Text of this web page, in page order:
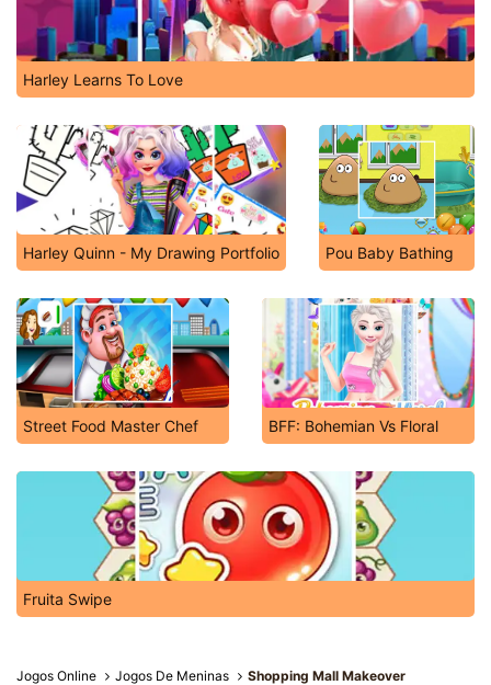
Harley Learns To Love
Harley Quinn - My Drawing Portfolio Pou Baby Bathing
Street Food Master Chef BFF: Bohemian Vs Floral
Fruita Swipe
Jogos Online Jogos De Meninas Shopping Mall Makeover